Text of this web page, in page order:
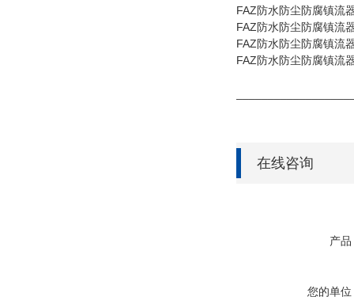
FAZ防水防尘防腐镇
FAZ防水防尘防腐镇流
FAZ防水防尘防腐镇流
FAZ防水防尘防腐镇流
在线咨询
产品
您的单位